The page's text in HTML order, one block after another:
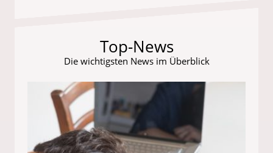
Top-News
Die wichtigsten News im Überblick